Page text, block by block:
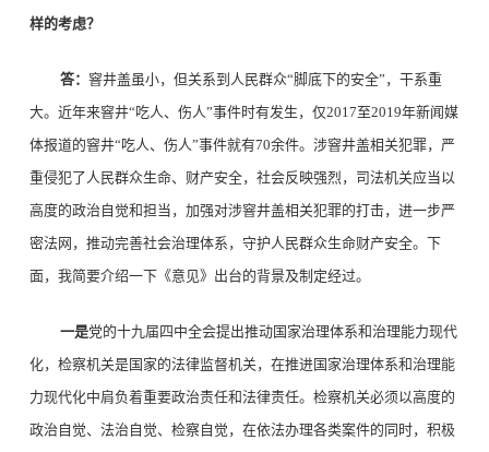
样的考虑？
答： 窨井盖虽小，但关系到人民群众“脚底下的安全”，干系重
大。近年来窨井“吃人、伤人”事件时有发生，仅2017至2019年新闻媒
体报道的窨井“吃人、伤人”事件就有70余件。涉窨井盖相关犯罪，严
重侵犯了人民群众生命、财产安全，社会反映强烈，司法机关应当以
高度的政治自觉和担当，加强对涉窨井盖相关犯罪的打击，进一步严
密法网，推动完善社会治理体系，守护人民群众生命财产安全。下
面，我简要介绍一下《意见》出台的背景及制定经过。
一是党的十九届四中全会提出推动国家治理体系和治理能力现代
化，检察机关是国家的法律监督机关，在推进国家治理体系和治理能
力现代化中肩负着重要政治责任和法律责任。检察机关必须以高度的
政治自觉、法治自觉、检察自觉，在依法办理各类案件的同时，积极